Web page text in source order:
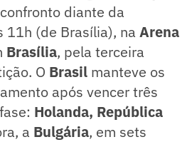
diante da
11h (de Brasília), na Arena
Brasília, pela terceira
O Brasil manteve os
após vencer três
Holanda, República
a Bulgária, em sets